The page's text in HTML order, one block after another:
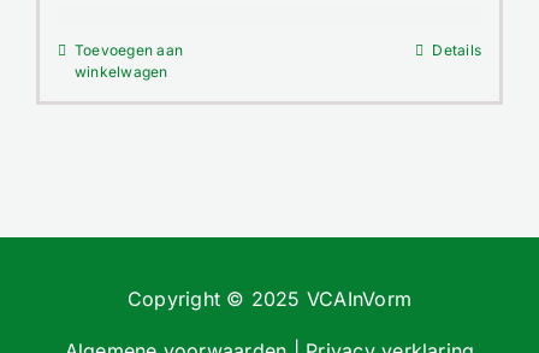
Toevoegen aan
winkelwagen
Details
Copyright © 2025 VCAInVorm